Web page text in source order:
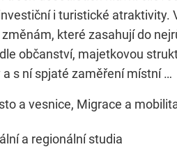
i turistické
které zasahují do
občanství, majetkovou
s ní spjaté zaměření místní …
a vesnice, Migrace a
a regionální studia